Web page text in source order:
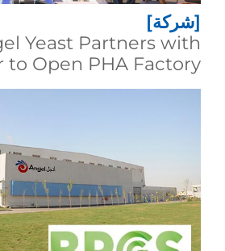
[شركة]
Yeast Partners with
to Open PHA Factory